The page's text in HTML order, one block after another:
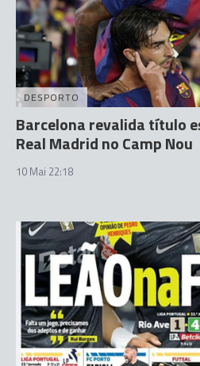
DESPORTO
Barcelona revalida título
Real Madrid no Camp Nou
10 Mai 22:18